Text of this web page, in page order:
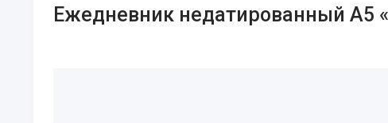
Ежедневник недатированный А5